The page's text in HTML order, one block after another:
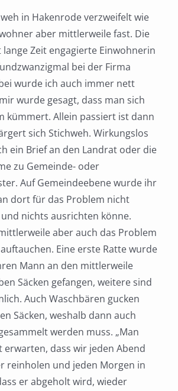
in Hakenrode verzweifelt wie
aber mittlerweile fast. Die
Zeit engagierte Einwohnerin
bei der Firma
wurde ich auch immer nett
wurde gesagt, dass man sich
kümmert. Allein passiert ist dann
sich Stichweh. Wirkungslos
ein Brief an den Landrat oder die
zu Gemeinde- oder
Auf Gemeindeebene wurde ihr
dort für das Problem nicht
nichts ausrichten könne.
aber auch das Problem
Eine erste Ratte wurde
Mann an den mittlerweile
Säcken gefangen, weitere sind
Auch Waschbären gucken
Säcken, weshalb dann auch
werden muss. „Man
erwarten, dass wir jeden Abend
reinholen und jeden Morgen in
er abgeholt wird, wieder